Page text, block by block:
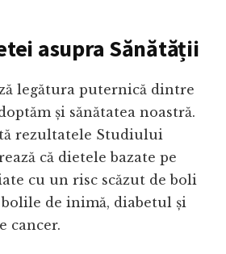
asupra Sănătății
legătura puternică dintre
și sănătatea noastră.
rezultatele Studiului
că dietele bazate pe
cu un risc scăzut de boli
de inimă, diabetul și
cancer.